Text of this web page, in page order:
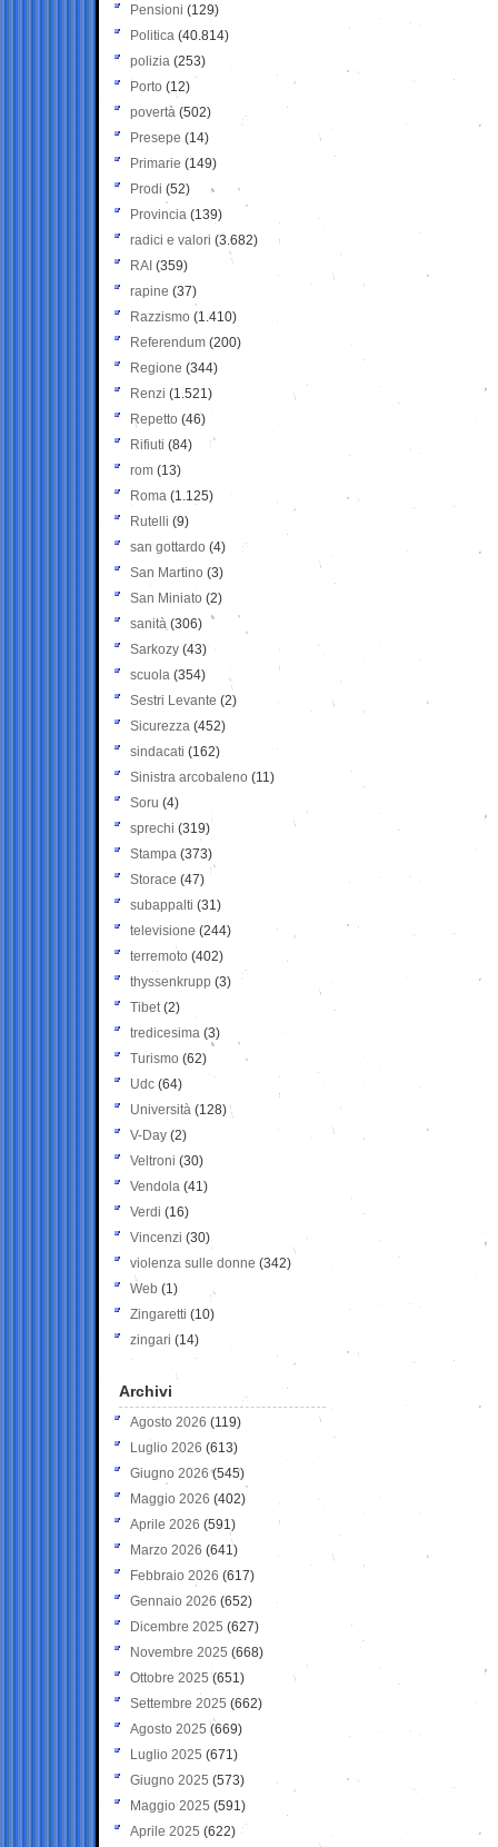
Pensioni (129)
Politica (40.814)
polizia (253)
Porto (12)
povertà (502)
Presepe (14)
Primarie (149)
Prodi (52)
Provincia (139)
radici e valori (3.682)
RAI (359)
rapine (37)
Razzismo (1.410)
Referendum (200)
Regione (344)
Renzi (1.521)
Repetto (46)
Rifiuti (84)
rom (13)
Roma (1.125)
Rutelli (9)
san gottardo (4)
San Martino (3)
San Miniato (2)
sanità (306)
Sarkozy (43)
scuola (354)
Sestri Levante (2)
Sicurezza (452)
sindacati (162)
Sinistra arcobaleno (11)
Soru (4)
sprechi (319)
Stampa (373)
Storace (47)
subappalti (31)
televisione(244)
terremoto (402)
thyssenkrupp (3)
Tibet(2)
tredicesima (3)
Turismo (62)
Udc (64)
Università (128)
V-Day (2)
Veltroni (30)
Vendola (41)
Verdi (16)
Vincenzi (30)
violenza sulle donne (342)
Web (1)
Zingaretti (10)
zingari (14)
Archivi
Agosto 2026 (119)
Luglio 2026 (613)
Giugno 2026 (545)
Maggio 2026 (402)
Aprile 2026 (591)
Marzo 2026 (641)
Febbraio 2026 (617)
Gennaio 2026 (652)
Dicembre 2025 (627)
Novembre 2025 (668)
Ottobre 2025 (651)
Settembre 2025 (662)
Agosto 2025 (669)
Luglio 2025 (671)
Giugno 2025 (573)
Maggio 2025 (591)
Aprile 2025 (622)